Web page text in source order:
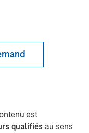
est
qualifiésau sens
Monitor